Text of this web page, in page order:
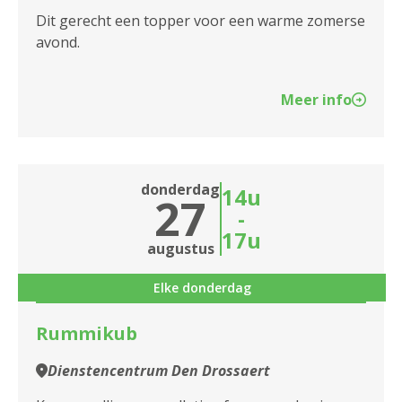
Dit gerecht een topper voor een warme zomerse
avond.
Meer info
donderdag
27
augustus
14u
-
17u
Elke donderdag
Rummikub
Dienstencentrum Den Drossaert